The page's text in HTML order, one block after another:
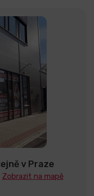
v Praze
Zobrazit na mapě